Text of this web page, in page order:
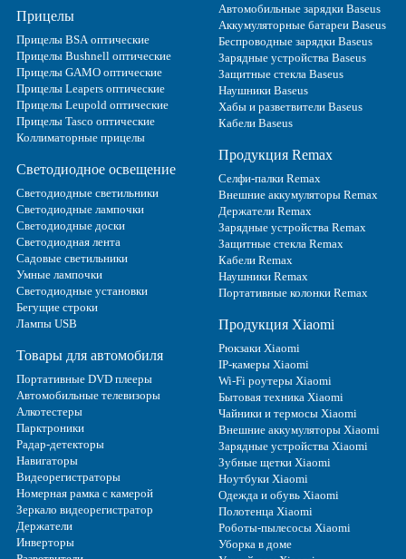
Прицелы
Прицелы BSA оптические
Прицелы Bushnell оптические
Прицелы GAMO оптические
Прицелы Leapers оптические
Прицелы Leupold оптические
Прицелы Tasco оптические
Коллиматорные прицелы
Светодиодное освещение
Светодиодные светильники
Светодиодные лампочки
Светодиодные доски
Светодиодная лента
Садовые светильники
Умные лампочки
Светодиодные установки
Бегущие строки
Лампы USB
Товары для автомобиля
Портативные DVD плееры
Автомобильные телевизоры
Алкотестеры
Парктроники
Радар-детекторы
Навигаторы
Видеорегистраторы
Номерная рамка с камерой
Зеркало видеорегистратор
Держатели
Инверторы
Автомобильные зарядки Baseus
Аккумуляторные батареи Baseus
Беспроводные зарядки Baseus
Зарядные устройства Baseus
Защитные стекла Baseus
Наушники Baseus
Хабы и разветвители Baseus
Кабели Baseus
Продукция Remax
Селфи-палки Remax
Внешние аккумуляторы Remax
Держатели Remax
Зарядные устройства Remax
Защитные стекла Remax
Кабели Remax
Наушники Remax
Портативные колонки Remax
Продукция Xiaomi
Рюкзаки Xiaomi
IP-камеры Xiaomi
Wi-Fi роутеры Xiaomi
Бытовая техника Xiaomi
Чайники и термосы Xiaomi
Внешние аккумуляторы Xiaomi
Зарядные устройства Xiaomi
Зубные щетки Xiaomi
Ноутбуки Xiaomi
Одежда и обувь Xiaomi
Полотенца Xiaomi
Роботы-пылесосы Xiaomi
Уборка в доме